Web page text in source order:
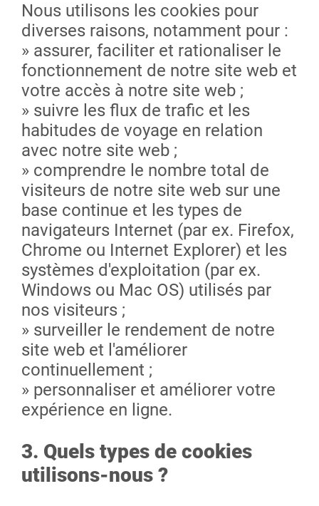
Nous utilisons les cookies pour
diverses raisons, notamment pour :
» assurer, faciliter et rationaliser le
fonctionnement de notre site web et
votre accès à notre site web ;
» suivre les flux de trafic et les
habitudes de voyage en relation
avec notre site web ;
» comprendre le nombre total de
visiteurs de notre site web sur une
base continue et les types de
navigateurs Internet (par ex. Firefox,
Chrome ou Internet Explorer) et les
systèmes d'exploitation (par ex.
Windows ou Mac OS) utilisés par
nos visiteurs ;
» surveiller le rendement de notre
site web et l'améliorer
continuellement ;
» personnaliser et améliorer votre
expérience en ligne.
3. Quels types de cookies
utilisons-nous ?